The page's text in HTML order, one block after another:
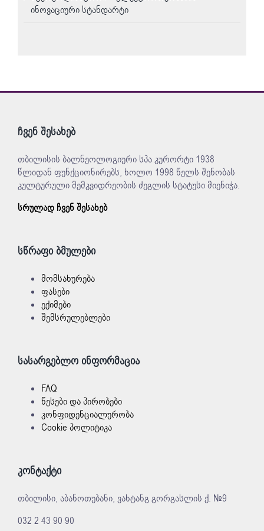
ინოვაციური სტანდარტი
ჩვენ შესახებ
თბილისის ბალნეოლოგიური სპა კურორტი 1938
წლიდან ფუნქციონირებს, ხოლო 1998 წელს შენობას
კულტურული მემკვიდრეობის ძეგლის სტატუსი მიენიჭა.
სრულად ჩვენ შესახებ
სწრაფი ბმულები
მომსახურება
ფასები
ექიმები
შემსრულებლები
სასარგებლო ინფორმაცია
FAQ
წესები და პირობები
კონფიდენციალურობა
Cookie პოლიტიკა
კონტაქტი
თბილისი, აბანოთუბანი, ვახტანგ გორგასლის ქ. №9
032 2 43 90 90